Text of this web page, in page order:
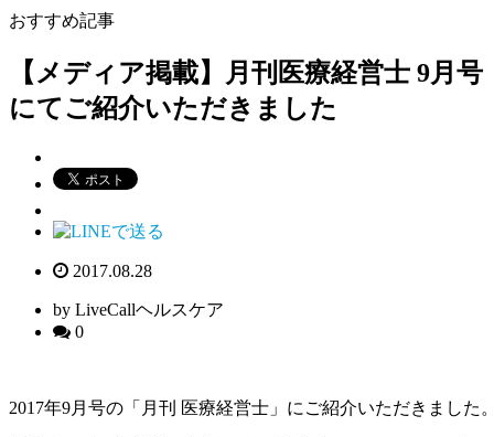
おすすめ記事
【メディア掲載】月刊医療経営士 9月号
にてご紹介いただきました
2017.08.28
by LiveCallヘルスケア
0
2017年9月号の「月刊 医療経営士」にご紹介いただきました